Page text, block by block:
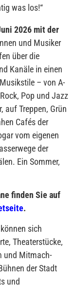
was los!“
2026 mit der
und Musiker
über die
Kanäle in einen
– von A-
Pop und Jazz
auf Treppen, Grün
Cafés der
vom eigenen
der
Ein Sommer,
finden Sie auf
.
sich
Theaterstücke,
und Mitmach-
der Stadt
und